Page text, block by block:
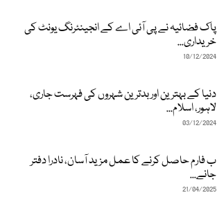
پاک فضائیہ نے پی آئی اے کے انجینئرنگ یونٹ کی
خریداری...
10/12/2024
دنیا کے بہترین اور بدترین شہروں کی فہرست جاری،
لاہور، اسلام...
03/12/2024
ب فارم حاصل کرنے کا عمل مزید آسان، نادرا دفتر
جانے...
21/04/2025